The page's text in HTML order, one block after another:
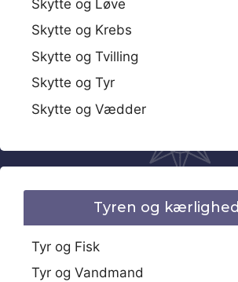
Skytte og Løve
Skytte og Krebs
Skytte og Tvilling
Skytte og Tyr
Skytte og Vædder
Tyren og
Tyr og Fisk
Tyr og Vandmand